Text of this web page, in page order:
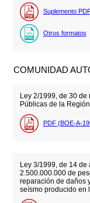
Suplemento
Otros formatos
COMUNIDAD
Ley 2/1999, de 30
Públicas de la
PDF (BOE-A-
Ley 3/1999, de 14
2.500.000.000 de
reparación de daños
seísmo producido en